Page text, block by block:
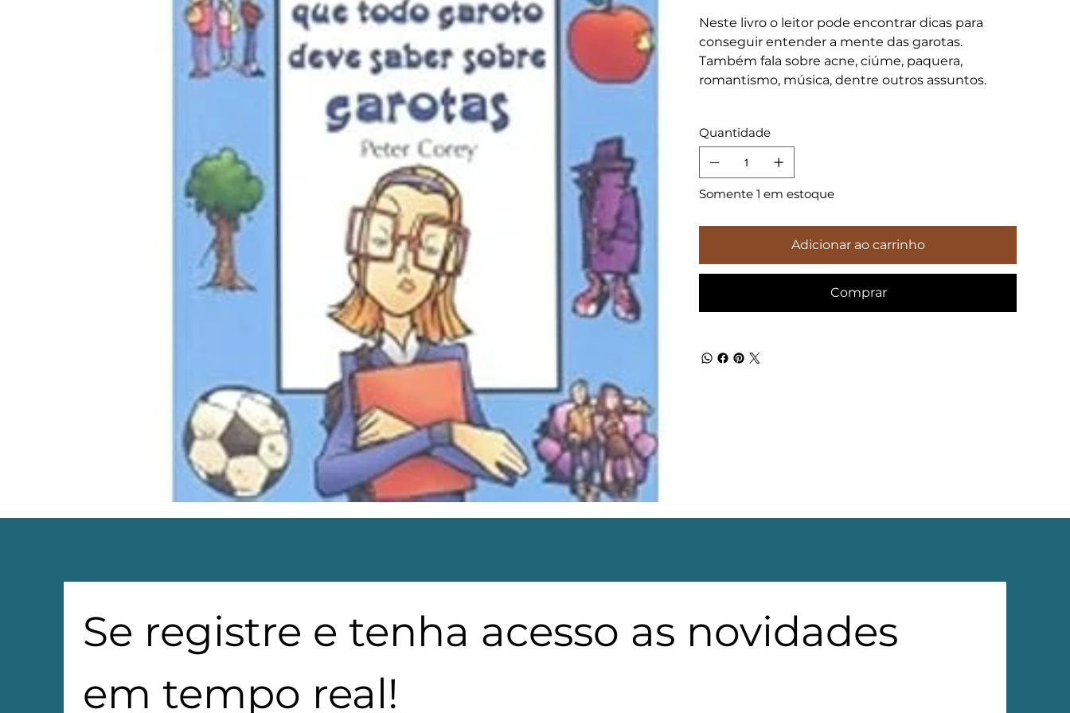
Neste livro o leitor pode encontrar dicas para
conseguir entender a mente das garotas.
Também fala sobre acne, ciúme, paquera,
romantismo, música, dentre outros assuntos.
Quantidade
Somente 1 em estoque
Adicionar ao carrinho
Comprar
Se registre e tenha acesso as novidades
em tempo real!